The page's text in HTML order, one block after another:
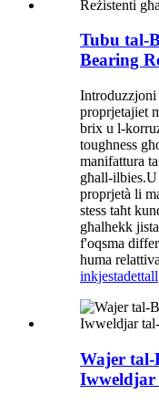
Tubu tal-
Bearing
Introduzzjoni
proprjetajiet
brix u l-
toughness
manifattura
għall-
proprjetà li
stess taħt
għalhekk
f'oqsma
huma
inkjestadettall
Wajer tal-
Iwweldjar